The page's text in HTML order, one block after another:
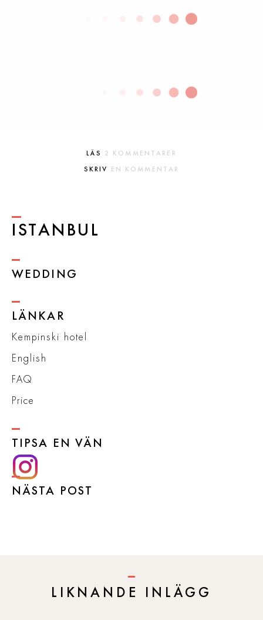
LÄS 2 KOMMENTARER
SKRIV EN KOMMENTAR
NAMNSTALMANNEN FUNGERAR
COMMENT
ISTANBUL
WEDDING
LÄNKAR
Kempinski hotel
English
FAQ
Price
TIPSA EN VÄN
NÄSTA POST
LIKNANDE INLÄGG